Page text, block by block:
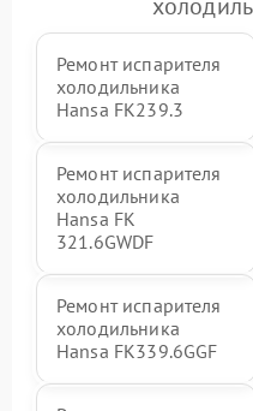
Ремонт испарителя
холодильника
Hansa FK239.3
Ремонт испарителя
холодильника
Hansa FK
321.6GWDF
Ремонт испарителя
холодильника
Hansa FK339.6GGF